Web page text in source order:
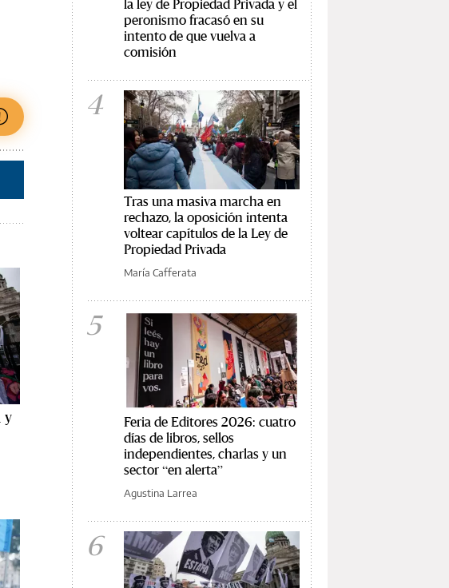
y
la ley de Propiedad Privada y el
peronismo fracasó en su
intento de que vuelva a
comisión
4
Tras una masiva marcha en
rechazo, la oposición intenta
voltear capítulos de la Ley de
Propiedad Privada
María Cafferata
5
Feria de Editores 2026: cuatro
días de libros, sellos
independientes, charlas y un
sector “en alerta”
Agustina Larrea
6